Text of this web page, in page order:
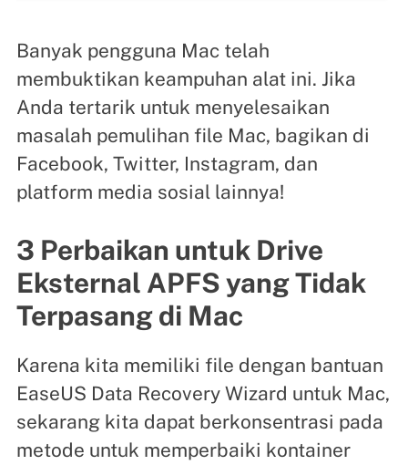
Banyak pengguna Mac telah
membuktikan keampuhan alat ini. Jika
Anda tertarik untuk menyelesaikan
masalah pemulihan file Mac, bagikan di
Facebook, Twitter, Instagram, dan
platform media sosial lainnya!
3 Perbaikan untuk Drive
Eksternal APFS yang Tidak
Terpasang di Mac
Karena kita memiliki file dengan bantuan
EaseUS Data Recovery Wizard untuk Mac,
sekarang kita dapat berkonsentrasi pada
metode untuk memperbaiki kontainer